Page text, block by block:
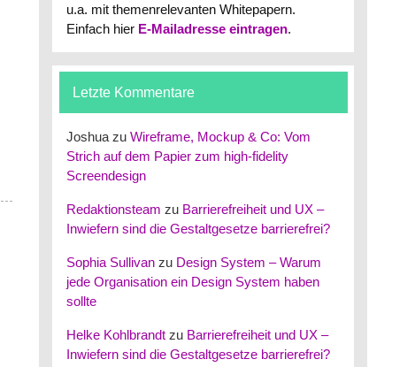
u.a. mit themenrelevanten Whitepapern.
Einfach hier E-Mailadresse eintragen.
Letzte Kommentare
Joshuazu Wireframe, Mockup & Co: Vom
Strich auf dem Papier zum high-fidelity
Screendesign
Redaktionsteam zu Barrierefreiheit und UX –
Inwiefern sind die Gestaltgesetze barrierefrei?
Sophia Sullivanzu Design System – Warum
jede Organisation ein Design System haben
sollte
Helke Kohlbrandtzu Barrierefreiheit und UX –
Inwiefern sind die Gestaltgesetze barrierefrei?